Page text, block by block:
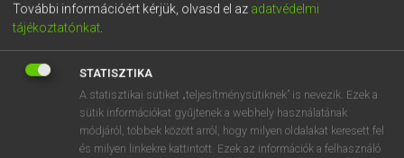
Díjmentes angol szótár
appellation fn megnevezés
név
További információért kérjük, olvasd el az adatvédelmi
tájékoztatónkat
STATISZTIKA
A statisztikai sütiket „teljesítménysütiknek” is nevezik. Ezek a
sütik információkat gyűjtenek a webhely használatának
módjáról, többek között arról, hogy milyen oldalakat keresett fel
és milyen linkekre kattintott. Ezek az információk a felhasználó
5 6 7 8 9 ö ü ó
r t z u i o p ő ú
k l ű
n m , . - AltGr